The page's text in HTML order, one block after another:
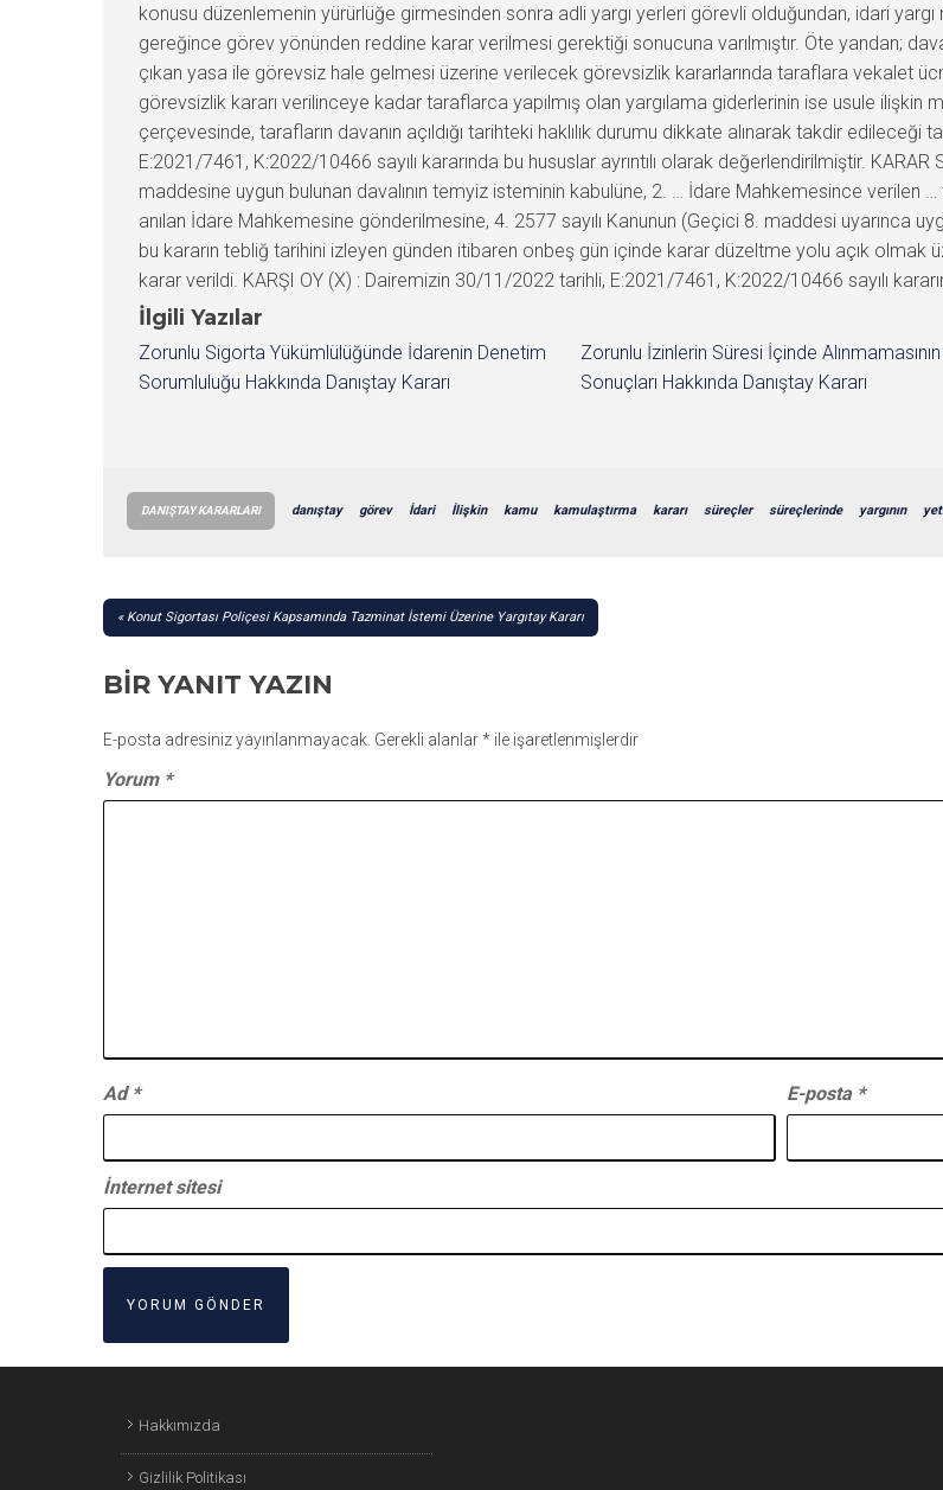
konusu düzenlemenin yürürlüğe girmesinden sonra adli yargı yerleri görevli olduğundan, idari
gereğince görev yönünden reddine karar verilmesi gerektiği sonucuna varılmıştır. Öte yandan;
çıkan yasa ile görevsiz hale gelmesi üzerine verilecek görevsizlik kararlarında taraflara vekalet
görevsizlik kararı verilinceye kadar taraflarca yapılmış olan yargılama giderlerinin ise usule ilişkin
çerçevesinde, tarafların davanın açıldığı tarihteki haklılık durumu dikkate alınarak takdir
E:2021/7461, K:2022/10466 sayılı kararında bu hususlar ayrıntılı olarak değerlendirilmiştir. KARAR
maddesine uygun bulunan davalının temyiz isteminin kabulüne, 2. … İdare Mahkemesince verilen …
anılan İdare Mahkemesine gönderilmesine, 4. 2577 sayılı Kanunun (Geçici 8. maddesi uyarınca
bu kararın tebliğ tarihini izleyen günden itibaren onbeş gün içinde karar düzeltme yolu açık
karar verildi. KARŞI OY (X) : Dairemizin 30/11/2022 tarihli, E:2021/7461, K:2022/10466 sayılı
İlgili Yazılar
Zorunlu Sigorta Yükümlülüğünde İdarenin Denetim
Sorumluluğu Hakkında Danıştay Kararı
Zorunlu İzinlerin Süresi İçinde
Sonuçları Hakkında Danıştay Kararı
DANIŞTAY KARARLARI danıştay görev İdari İlişkin kamu kamulaştırma kararı süreçler süreçlerinde yargının
YAZI
Konut Sigortası Poliçesi Kapsamında Tazminat İstemi Üzerine Yargıtay Kararı
BIR YANIT YAZIN
E-posta adresiniz yayınlanmayacak. Gerekli alanlar* ile işaretlenmişlerdir
Yorum *
Ad * E-posta *
İnternet sitesi
Hakkımızda
Gizlilik Politikası